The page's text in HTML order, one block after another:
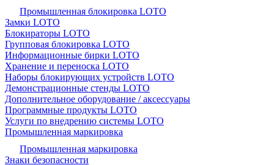
Промышленная блокировка LOTO
Замки LOTO
Блокираторы LOTO
Групповая блокировка LOTO
Информационные бирки LOTO
Хранение и переноска LOTO
Наборы блокирующих устройств LOTO
Демонстрационные стенды LOTO
Дополнительное оборудование / аксессуары
Программные продукты LOTO
Услуги по внедрению системы LOTO
Промышленная маркировка
Промышленная маркировка
Знаки безопасности